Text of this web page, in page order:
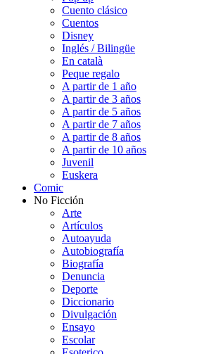
Cuento clásico
Cuentos
Disney
Inglés / Bilingüe
En català
Peque regalo
A partir de 1 año
A partir de 3 años
A partir de 5 años
A partir de 7 años
A partir de 8 años
A partir de 10 años
Juvenil
Euskera
Comic
No Ficción
Arte
Artículos
Autoayuda
Autobiografía
Biografía
Denuncia
Deporte
Diccionario
Divulgación
Ensayo
Escolar